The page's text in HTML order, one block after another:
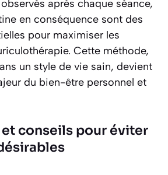
après chaque séance,
en conséquence sont des
pour maximiser les
Cette méthode,
un style de vie sain, devient
du bien-être personnel et
conseils pour éviter